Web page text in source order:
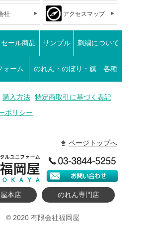
社 アクセスマップ
セール商品 サンプル 刺繍について
ォーム のれん・のぼり・旗 各種
購入方法 特定商取引に基づく表記
ポリシー
ページトップへ
本店 のれん専門店
© 2020 有限会社福岡屋